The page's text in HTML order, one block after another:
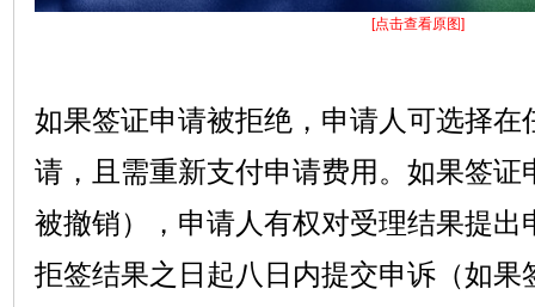
[点击查看原图]
如果签证申请被拒绝，申请人可选择在
请，且需重新支付申请费用。如果签证
被撤销），申请人有权对受理结果提出
拒签结果之日起八日内提交申诉（如果